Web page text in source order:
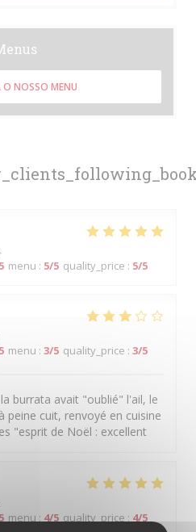
menu : 5/5 quality_price : 5/5
menu : 3/5 quality_price : 3/5
burrata avait "oublié" l'ail, le
peine cuit, renvoyé en cuisine
"esprit de Noël : excellent
menu : 4/5 quality_price : 4/5
O NOSSO MENU